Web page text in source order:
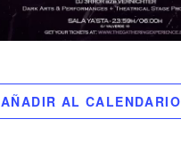
AÑADIR AL CALENDARIO